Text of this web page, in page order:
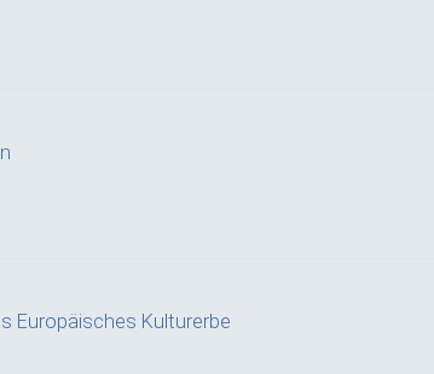
Europäisches Kulturerbe